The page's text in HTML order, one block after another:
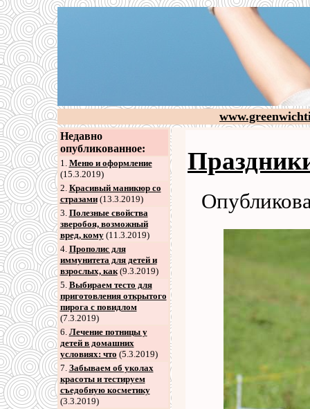
Недавно
опубликованное:
1. Меню и оформление
(15.3.2019)
2. Красивый маникюр со
стразами(13.3.2019)
3. Полезные свойства
зверобоя, возможный
вред, кому(11.3.2019)
4. Прополис для
иммунитета для детей и
взрослых, как(9.3.2019)
5. Выбираем тесто для
приготовления открытого
пирога с повидлом
(7.3.2019)
6. Лечение потницы у
детей в домашних
условиях: что (5.3.2019)
7. Забываем об уколах
красоты и тестируем
съедобную косметику
(3.3.2019)